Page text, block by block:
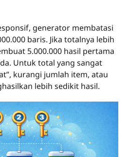
generator membatasi
baris. Jika totalnya lebih
5.000.000 hasil pertama
Untuk total yang sangat
kurangi jumlah item, atau
lebih sedikit hasil.